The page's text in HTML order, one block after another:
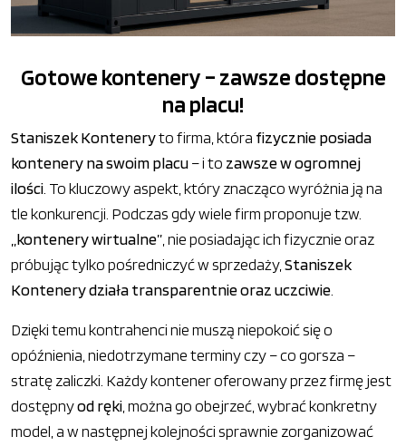
Gotowe kontenery – zawsze dostępne
na placu!
Staniszek Konteneryto firma, która fizycznie posiada
kontenery na swoim placu– i to zawsze w ogromnej
ilości. To kluczowy aspekt, który znacząco wyróżnia ją na
tle konkurencji. Podczas gdy wiele firm proponuje tzw.
„kontenery wirtualne”, nie posiadając ich fizycznie oraz
próbując tylko pośredniczyć w sprzedaży,Staniszek
Kontenery działa transparentnie oraz uczciwie.
Dzięki temu kontrahenci nie muszą niepokoić się o
opóźnienia, niedotrzymane terminy czy – co gorsza –
stratę zaliczki. Każdy kontener oferowany przez firmę jest
dostępnyod ręki, można go obejrzeć, wybrać konkretny
model, a w następnej kolejności sprawnie zorganizować